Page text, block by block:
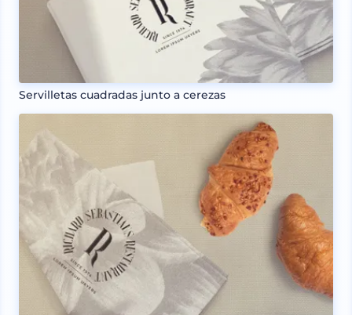
Servilletas cuadradas junto a cerezas